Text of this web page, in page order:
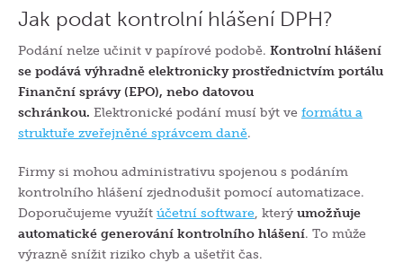
Jak podat kontrolní hlášení DPH?
Podání nelze učinit v papírové podobě. Kontrolní hlášení
se podává výhradně elektronicky prostřednictvím portálu
Finanční správy (EPO), nebo datovou
schránkou. Elektronické podání musí být ve formátu a
struktuře zveřejněné správcem daně.
Firmy si mohou administrativu spojenou s podáním
kontrolního hlášení zjednodušit pomocí automatizace.
Doporučujeme využít účetní software, který umožňuje
automatické generování kontrolního hlášení. To může
výrazně snížit riziko chyb a ušetřit čas.